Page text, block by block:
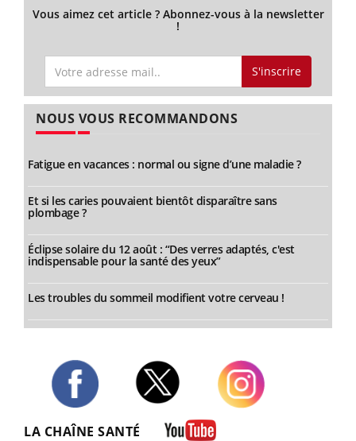
Vous aimez cet article ? Abonnez-vous à la newsletter
!
S'inscrire
NOUS VOUS RECOMMANDONS
Fatigue en vacances : normal ou signe d’une maladie ?
Et si les caries pouvaient bientôt disparaître sans
plombage ?
Éclipse solaire du 12 août : “Des verres adaptés, c'est
indispensable pour la santé des yeux”
Les troubles du sommeil modifient votre cerveau !
LA CHAÎNE SANTÉ